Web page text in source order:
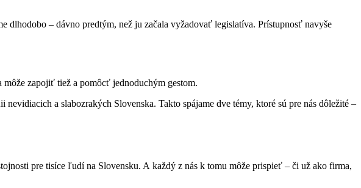
dlhodobo – dávno predtým, než ju začala vyžadovať legislatíva. Prístupnosť navyše
zapojiť tiež a pomôcť jednoduchým gestom.
nevidiacich a slabozrakých Slovenska. Takto spájame dve témy, ktoré sú pre nás dôležité –
pre tisíce ľudí na Slovensku. A každý z nás k tomu môže prispieť – či už ako firma,